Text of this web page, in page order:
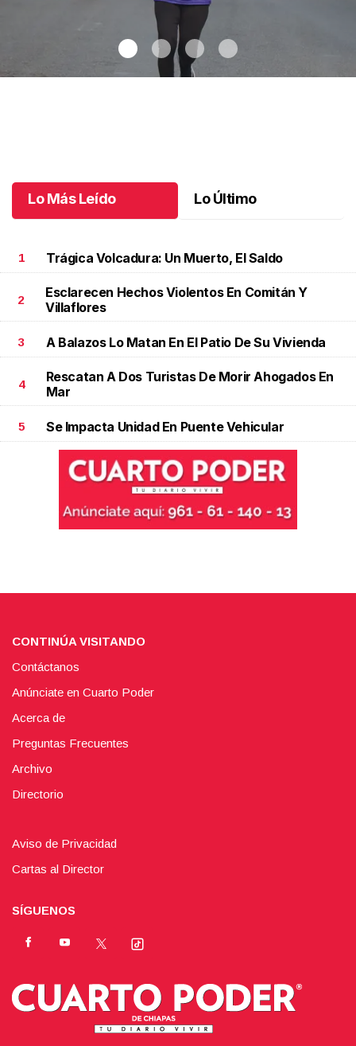
Lo Más Leído Lo Último
1 Trágica Volcadura: Un Muerto, El Saldo
2
Esclarecen Hechos Violentos En Comitán Y
Villaflores
3 A Balazos Lo Matan En El Patio De Su Vivienda
4
Rescatan A Dos Turistas De Morir Ahogados En
Mar
5 Se Impacta Unidad En Puente Vehicular
CONTINÚA VISITANDO
Contáctanos
Anúnciate en Cuarto Poder
Acerca de
Preguntas Frecuentes
Archivo
Directorio
Aviso de Privacidad
Cartas al Director
SÍGUENOS